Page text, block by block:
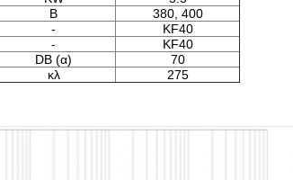
Β
380, 400
-
KF40
-
KF40
DB (α)
70
κλ 275